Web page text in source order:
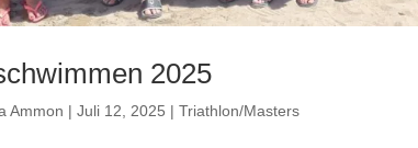
2025
Ammon |Juli 12, 2025 |Triathlon/Masters